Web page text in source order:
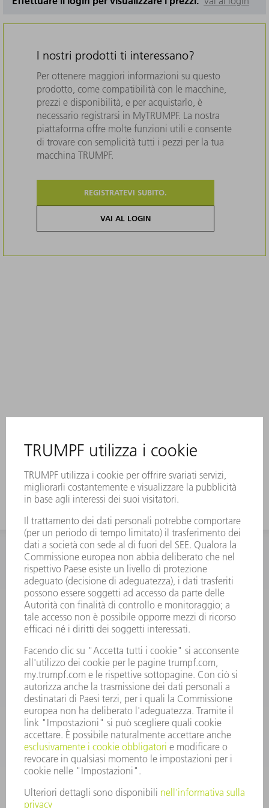
I nostri prodotti ti interessano?
Per ottenere maggiori informazioni su questo
prodotto, come compatibilità con le macchine,
prezzi e disponibilità, e per acquistarlo, è
necessario registrarsi in MyTRUMPF. La nostra
piattaforma offre molte funzioni utili e consente
di trovare con semplicità tutti i pezzi per la tua
macchina TRUMPF.
REGISTRATEVI SUBITO.
VAI AL LOGIN
INFORMAZIONE
Domande frequenti
Condizioni generali di contratto
CONTATTO
RICAMBI TRUMPF ITALIA
lunedì a venerdì: 08:30 – 18:00
ricambi@trumpf.com
CONTATTO
UTENSILI TRUMPF ITALIA
+39 02 48489482
lunedì a venerdì: 08:00 – 18:00
utensili@trumpf.com